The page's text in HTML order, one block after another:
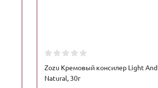
Zozu Кремовый консилер Light And
Natural, 30г